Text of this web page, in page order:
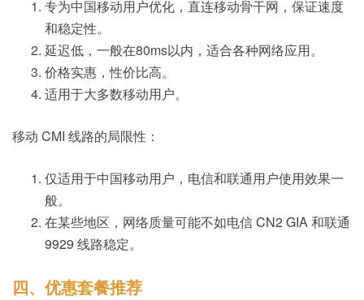
专为中国移动用户优化，直连移动骨干网，保证速度
和稳定性。
延迟低，一般在80ms以内，适合各种网络应用。
价格实惠，性价比高。
适用于大多数移动用户。
移动 CMI 线路的局限性：
仅适用于中国移动用户，电信和联通用户使用效果一
般。
在某些地区，网络质量可能不如电信 CN2 GIA 和联通
9929 线路稳定。
四、优惠套餐推荐